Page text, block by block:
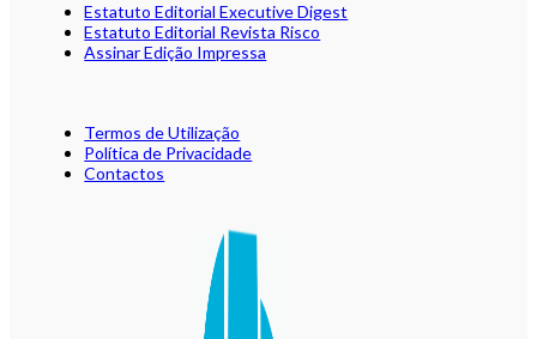
Estatuto Editorial Executive Digest
Estatuto Editorial Revista Risco
Assinar Edição Impressa
Termos de Utilização
Política de Privacidade
Contactos